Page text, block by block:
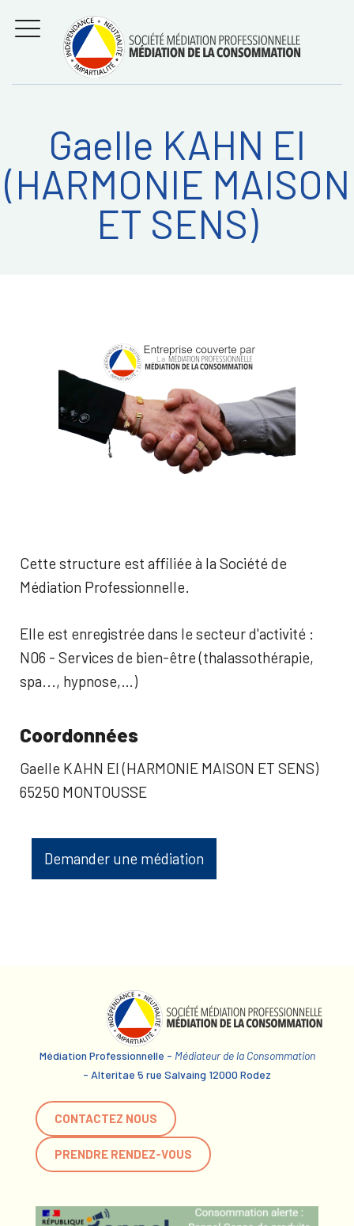
Régler les litiges
entre
consommateurs et
professionnels avec
la médiation de la
consommation
MENU
Recherche
sur:
Gaelle KAHN EI
(HARMONIE MAISON
ET SENS)
Cette structure est affiliée à la Société de
Médiation Professionnelle.
Elle est enregistrée dans le secteur d'activité :
N06 - Services de bien-être (thalassothérapie,
spa..., hypnose,…)
Coordonnées
Gaelle KAHN EI (HARMONIE MAISON ET SENS)
65250 MONTOUSSE
Demander une médiation
Médiation Professionnelle - Médiateur de la Consommation
- Alteritae 5 rue Salvaing 12000 Rodez
CONTACTEZ NOUS
PRENDRE RENDEZ-VOUS